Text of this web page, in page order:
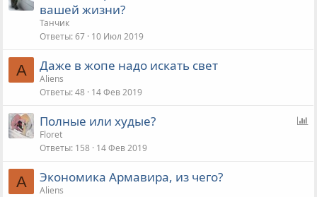
вашей жизни?
Танчик
Ответы 67 10 Июл 2019
A Даже в жопе надо искать свет
Aliens
Ответы 48 14 Фев 2019
Полные или худые?
Floret
Ответы 158 14 Фев 2019
A Экономика Армавира, из чего?
Aliens